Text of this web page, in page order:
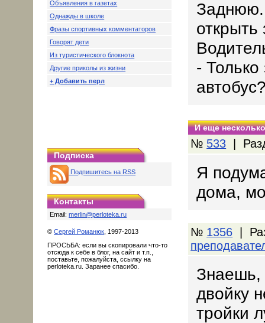
Объявления в газетах
Однажды в школе
Фразы спортивных комментаторов
Говорят дети
Из туристического блокнота
Другие приколы из жизни
+ Добавить перл
Подписка
Подпишитесь на RSS
Контакты
Email:merlin@perloteka.ru
©Сергей Романюк , 1997-2013
ПРОСЬБА: если вы скопировали что-то
отсюда к себе в блог, на сайт и т.п.,
поставьте, пожалуйста, ссылку на
perloteka.ru. Заранее спасибо.
Заднюю.
-
И еще
№ 533 |
Я
дома,
№ 1356 |
Знаешь,
двойку
тройки